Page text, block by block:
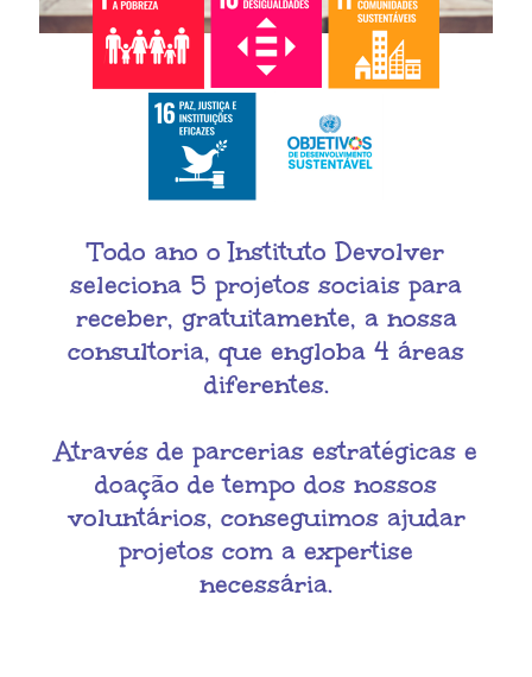
Todo ano o Instituto Devolver
seleciona 5 projetos sociais para
receber, gratuitamente, a nossa
consultoria, que engloba 4 áreas
diferentes.
Através de parcerias estratégicas e
doação de tempo dos nossos
voluntários, conseguimos ajudar
projetos com a expertise
necessária.